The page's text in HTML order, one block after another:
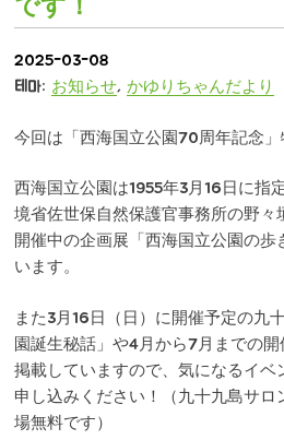
です！
2025-03-08
테마: お知らせ, かゆりちゃんだより
今回は「西海国立公園70周年記念」
西海国立公園は1955年3月16日に指
境省佐世保自然保護官事務所の野々
開催中の企画展「西海国立公園の歩
います。
また3月16日（日）に開催予定の九
園誕生秘話」や4月から7月までの
掲載していますので、気になるイベ
申し込みください！（九十九島サロ
場無料です）